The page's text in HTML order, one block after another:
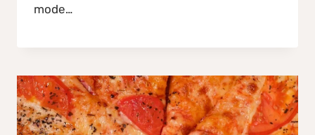
mode…